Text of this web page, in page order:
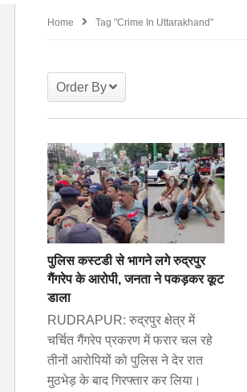
Home Tag "Crime In Uttarakhand"
Order By
पुलिस कस्टडी से भागने लगे रुद्रपुर
गैंगरेप के आरोपी, जनता ने पकड़कर कूट
डाला
RUDRAPUR: रुद्रपुर क्षेत्र में
चर्चित गैंगरेप प्रकरण में फरार चल रहे
तीनों आरोपियों को पुलिस ने देर रात
मुठभेड़ के बाद गिरफ्तार कर लिया।